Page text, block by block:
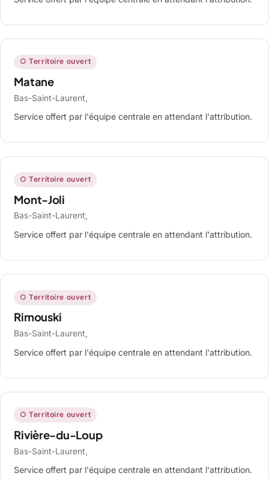
○ Territoire ouvert
Matane
Bas-Saint-Laurent,
Service offert par l'équipe centrale en attendant l'attribution.
○ Territoire ouvert
Mont-Joli
Bas-Saint-Laurent,
Service offert par l'équipe centrale en attendant l'attribution.
○ Territoire ouvert
Rimouski
Bas-Saint-Laurent,
Service offert par l'équipe centrale en attendant l'attribution.
○ Territoire ouvert
Rivière-du-Loup
Bas-Saint-Laurent,
Service offert par l'équipe centrale en attendant l'attribution.